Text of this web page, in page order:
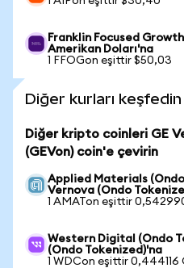
Franklin Focused
Amerikan Doları'na
1 FFOGon eşittir $50,03
Diğer kurları keşfedin
Diğer kripto coinleri GE
(GEVon) coin'e çevirin
Applied Materials
Vernova (Ondo
1 AMATon eşittir
Western Digital (Ondo
(Ondo Tokenized)'na
1 WDCon eşittir 0,444116